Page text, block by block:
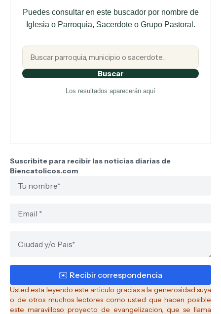
Puedes consultar en este buscador por nombre de
Iglesia o Parroquia, Sacerdote o Grupo Pastoral.
Buscar
Los resultados aparecerán aquí
Suscribite para recibir las noticias diarias de
Biencatolicos.com
Usted esta leyendo este articulo gracias a la generosidad suya
o de otros muchos lectores como usted que hacen posible
este maravilloso proyecto de evangelizacion, que se llama